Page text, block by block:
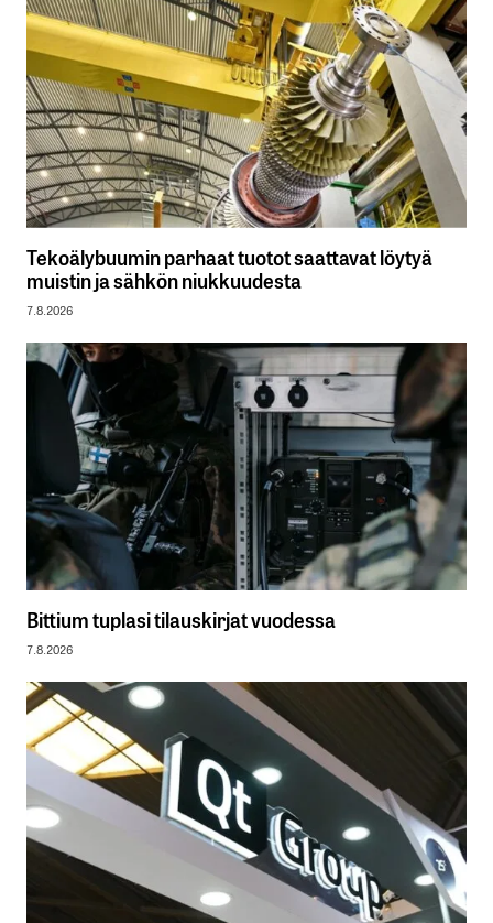
Tekoälybuumin parhaat tuotot saattavat löytyä
muistin ja sähkön niukkuudesta
7.8.2026
Bittium tuplasi tilauskirjat vuodessa
7.8.2026